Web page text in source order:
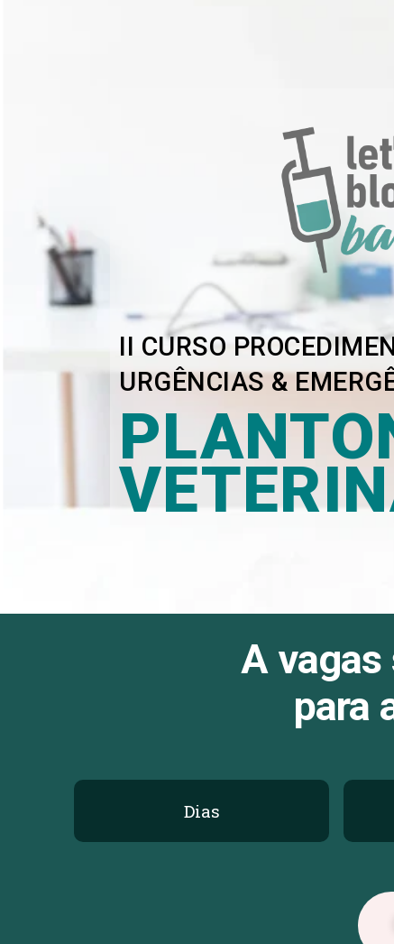
II CURSO
URGÊNCIAS &
A vagas
para
Dias